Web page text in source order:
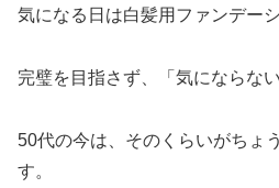
気になる日は白髪用ファンデー
完璧を目指さず、「気にならな
50代の今は、そのくらいがちょ
す。